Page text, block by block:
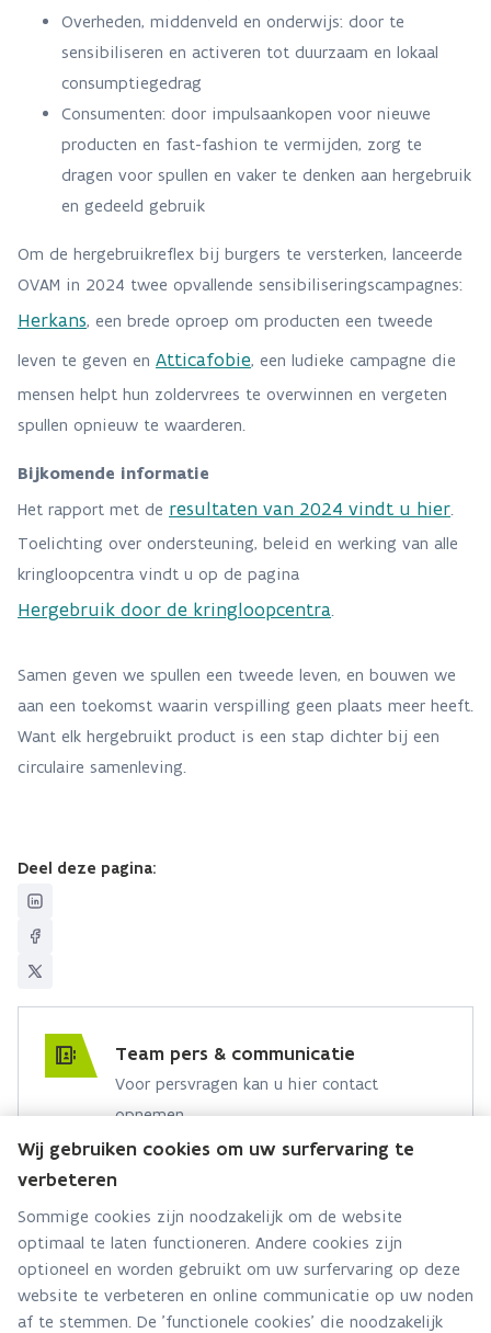
Overheden, middenveld en onderwijs: door te
sensibiliseren en activeren tot duurzaam en lokaal
consumptiegedrag
Consumenten: door impulsaankopen voor nieuwe
producten en fast-fashion te vermijden, zorg te
dragen voor spullen en vaker te denken aan hergebruik
en gedeeld gebruik
Om de hergebruikreflex bij burgers te versterken, lanceerde
OVAM in 2024 twee opvallende sensibiliseringscampagnes:
Herkans, een brede oproep om producten een tweede
leven te geven en Atticafobie, een ludieke campagne die
mensen helpt hun zoldervrees te overwinnen en vergeten
spullen opnieuw te waarderen.
Bijkomende informatie
Het rapport met de resultaten van 2024 vindt u hier
Toelichting over ondersteuning, beleid en werking van alle
kringloopcentra vindt u op de pagina
Hergebruik door de kringloopcentra
Samen geven we spullen een tweede leven, en bouwen we
aan een toekomst waarin verspilling geen plaats meer heeft.
Want elk hergebruikt product is een stap dichter bij een
circulaire samenleving.
Deel deze pagina:
Team pers & communicatie
Voor persvragen kan u hier contact
opnemen.
Hebt u een persvraag? Stel ze hier:
Via contact formulier
Alle contactgegevens
Adres
Stationsstraat 110
Wij gebruiken cookies om uw surfervaring te
verbeteren
Sommige cookies zijn noodzakelijk om de website
optimaal te laten functioneren. Andere cookies zijn
optioneel en worden gebruikt om uw surfervaring op deze
website te verbeteren en online communicatie op uw noden
af te stemmen. De 'functionele cookies' die noodzakelijk